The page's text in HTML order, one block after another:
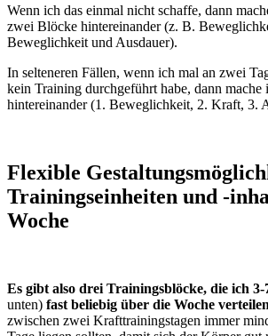
Wenn ich das einmal nicht schaffe, dann
zwei Blöcke hintereinander (z. B.
Beweglichkeit und Ausdauer).
In selteneren Fällen, wenn ich mal an zwei
kein Training durchgeführt habe, dann
hintereinander (1. Beweglichkeit, 2. Kraft, 3.
Flexible
Trainingseinheiten und -
Woche
Es gibt also drei Trainingsblöcke, die ich 3-
unten) fast beliebig über die Woche
zwischen zwei Krafttrainingstagen immer